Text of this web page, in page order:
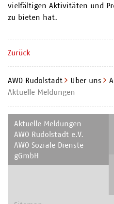
vielfältigen Aktivitäten und
zu bieten hat.
Zurück
AWO Rudolstadt Über uns
Aktuelle Meldungen
Navigation
überspringen
Aktuelle Meldungen
AWO Rudolstadt e.V.
AWO Soziale Dienste
gGmbH